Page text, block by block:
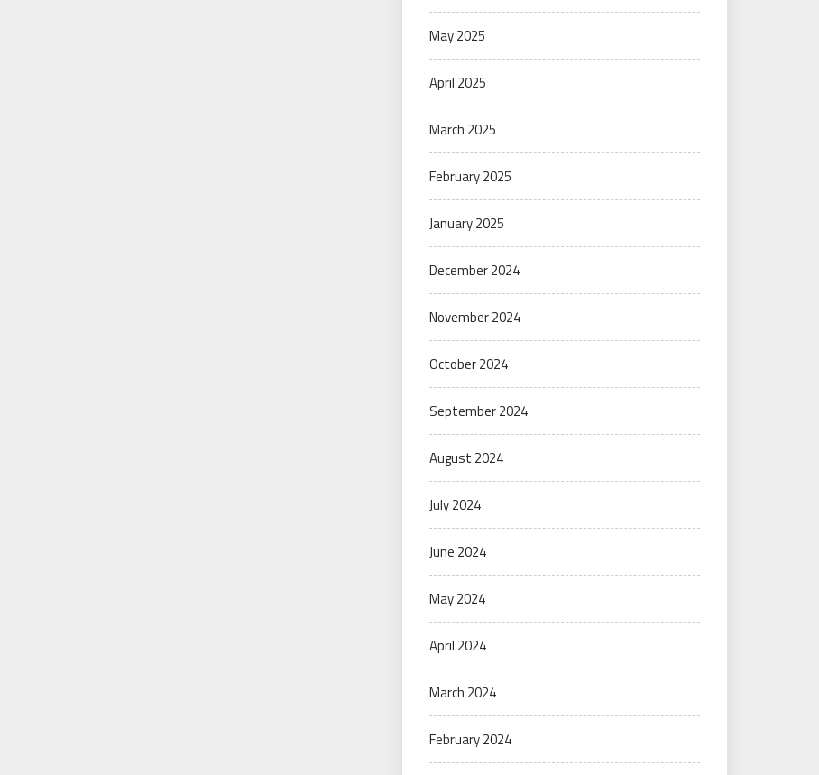
May 2025
April 2025
March 2025
February 2025
January 2025
December 2024
November 2024
October 2024
September 2024
August 2024
July 2024
June 2024
May 2024
April 2024
March 2024
February 2024